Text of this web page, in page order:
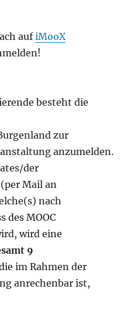
aufiMooX
besteht die
zur
anzumelden.
der
Mail an
nach
des MOOC
wird eine
9
im Rahmen der
anrechenbar ist,